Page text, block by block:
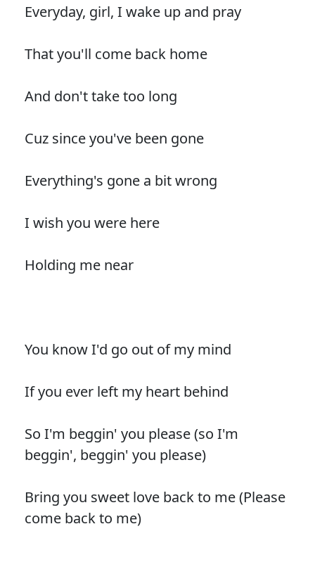
Everyday, girl, I wake up and pray
That you'll come back home
And don't take too long
Cuz since you've been gone
Everything's gone a bit wrong
I wish you were here
Holding me near
You know I'd go out of my mind
If you ever left my heart behind
So I'm beggin' you please (so I'm
beggin', beggin' you please)
Bring you sweet love back to me (Please
come back to me)